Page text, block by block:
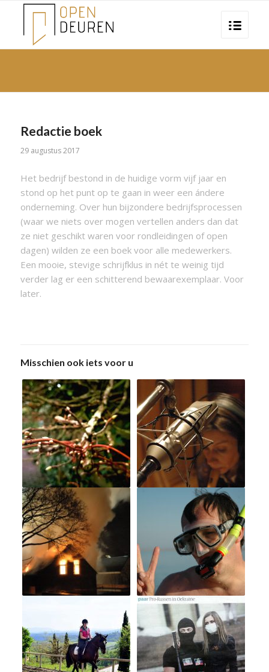
Redactie boek
29 augustus 2017
Het bedrijf bestond in de huidige vorm vijf jaar en
stond op het punt op te gaan in weer een ándere
onderneming. Over hun bijzondere bedrijfsprocessen
(waar we niets over mogen vertellen anders dan dat
ze niet geschikt waren voor rondleidingen of open
dagen) wilden ze een boek voor alle medewerkers.
Een mooie, stevige schrijfklus in nét te weinig tijd
verder lag er een schitterend bewaarexemplaar. Voor
later.
Misschien ook iets voor u